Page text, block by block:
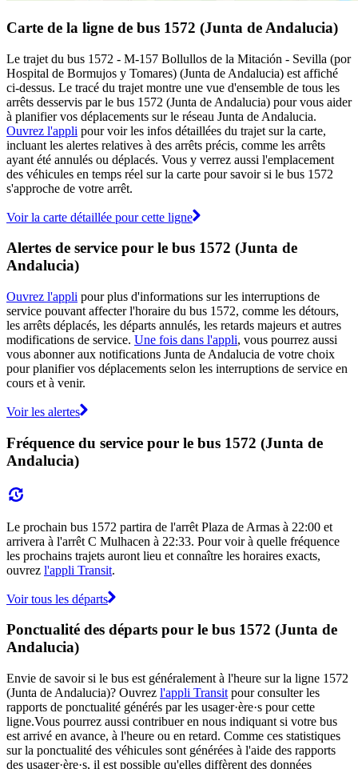
Carte de la ligne de bus 1572 (Junta de Andalucia)
Le trajet du bus 1572 - M-157 Bollullos de la Mitación - Sevilla (por
Hospital de Bormujos y Tomares) (Junta de Andalucia) est affiché
ci-dessus. Le tracé du trajet montre une vue d'ensemble de tous les
arrêts desservis par le bus 1572 (Junta de Andalucia) pour vous aider
à planifier vos déplacements sur le réseau Junta de Andalucia.
Ouvrez l'appli pour voir les infos détaillées du trajet sur la carte,
incluant les alertes relatives à des arrêts précis, comme les arrêts
ayant été annulés ou déplacés. Vous y verrez aussi l'emplacement
des véhicules en temps réel sur la carte pour savoir si le bus 1572
s'approche de votre arrêt.
Voir la carte détaillée pour cette ligne
Alertes de service pour le bus 1572 (Junta de
Andalucia)
Ouvrez l'appli pour plus d'informations sur les interruptions de
service pouvant affecter l'horaire du bus 1572, comme les détours,
les arrêts déplacés, les départs annulés, les retards majeurs et autres
modifications de service. Une fois dans l'appli, vous pourrez aussi
vous abonner aux notifications Junta de Andalucia de votre choix
pour planifier vos déplacements selon les interruptions de service en
cours et à venir.
Voir les alertes
Fréquence du service pour le bus 1572 (Junta de
Andalucia)
Le prochain bus 1572 partira de l'arrêt Plaza de Armas à 22:00 et
arrivera à l'arrêt C Mulhacen à 22:33. Pour voir à quelle fréquence
les prochains trajets auront lieu et connaître les horaires exacts,
ouvrez l'appli Transit.
Voir tous les départs
Ponctualité des départs pour le bus 1572 (Junta de
Andalucia)
Envie de savoir si le bus est généralement à l'heure sur la ligne 1572
(Junta de Andalucia)? Ouvrez l'appli Transit pour consulter les
rapports de ponctualité générés par les usager·ère·s pour cette
ligne.Vous pourrez aussi contribuer en nous indiquant si votre bus
est arrivé en avance, à l'heure ou en retard. Comme ces statistiques
sur la ponctualité des véhicules sont générées à l'aide des rapports
des usager·ère·s, il est possible qu'elles diffèrent des données